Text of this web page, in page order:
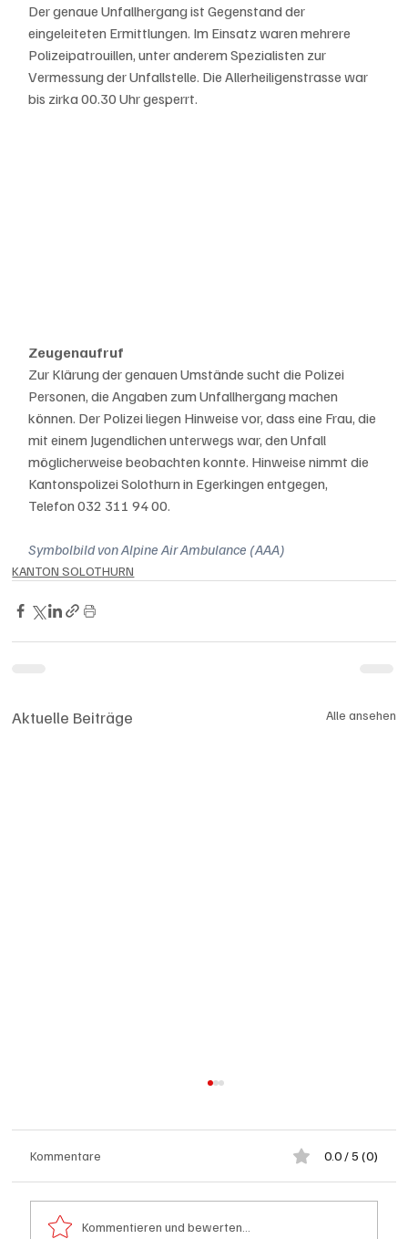
Der genaue Unfallhergang ist Gegenstand der
eingeleiteten Ermittlungen. Im Einsatz waren mehrere
Polizeipatrouillen, unter anderem Spezialisten zur
Vermessung der Unfallstelle. Die Allerheiligenstrasse war
bis zirka 00.30 Uhr gesperrt.
Zeugenaufruf
Zur Klärung der genauen Umstände sucht die Polizei
Personen, die Angaben zum Unfallhergang machen
können. Der Polizei liegen Hinweise vor, dass eine Frau, die
mit einem Jugendlichen unterwegs war, den Unfall
möglicherweise beobachten konnte. Hinweise nimmt die
Kantonspolizei Solothurn in Egerkingen entgegen,
Telefon 032 311 94 00.
Symbolbild von Alpine Air Ambulance (AAA)
KANTON SOLOTHURN
Aktuelle Beiträge Alle ansehen
Kommentare 0.0 / 5 (0)
Kommentieren und bewerten...